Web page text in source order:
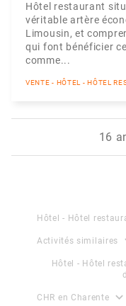
Hôtel restaurant
véritable artère
Limousin, et
qui font bénéficier
comme...
VENTE - HÔTEL - HÔTEL
16
Hôtel - Hôtel
Activités similaires
Hôtel - Hôtel
CHR en Charente expand_more